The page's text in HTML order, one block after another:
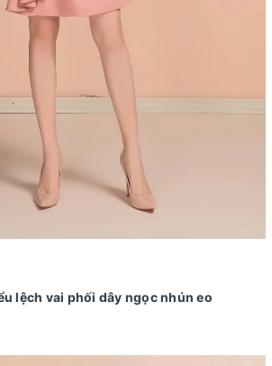
lệch vai phối dây ngọc nhún eo